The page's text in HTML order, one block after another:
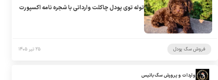
توله توی پودل چاکلت وارداتی با شجره نامه اکسپورت
فروش سگ پودل ۲۵ تیر ۱۴۰۵
واردات و پرورش سگ باتیس